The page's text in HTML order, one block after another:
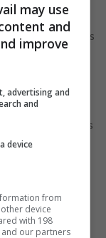
à structurer des
de manière
la
par sujet
collaboratifs
intégrés
et continues,
de jeux
une
informations
membres.
may use
and
improve
advertising and
and
device
from
device
with 198
and our partners